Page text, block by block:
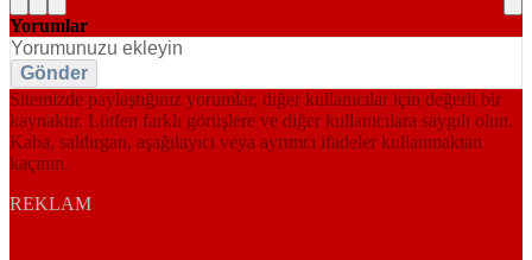
Yorumlar
Gönder
Sitemizde paylaştığınız yorumlar, diğer kullanıcılar için değerli bir
kaynaktır. Lütfen farklı görüşlere ve diğer kullanıcılara saygılı olun.
Kaba, saldırgan, aşağılayıcı veya ayrımcı ifadeler kullanmaktan
kaçının.
REKLAM